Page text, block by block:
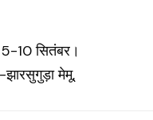
10 सितंबर।
मेमू,